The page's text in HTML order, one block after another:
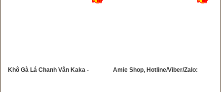
Khô Gà Lá Chanh Vân Kaka - Amie Shop, Hotline/Viber/Zalo: